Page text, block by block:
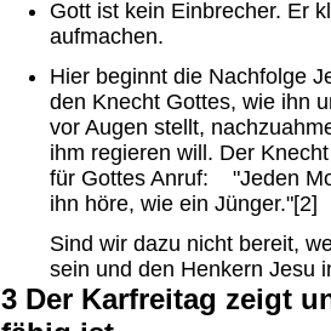
Gott ist kein Einbrecher. Er
aufmachen.
Hier beginnt die Nachfolge
den Knecht Gottes, wie ihn
vor Augen stellt,
ihm regieren will. Der
für Gottes Anruf: "Jeden
ihn höre, wie ein
Sind wir dazu nicht bereit,
sein und den Henkern Jesu
3 Der Karfreitag zeigt